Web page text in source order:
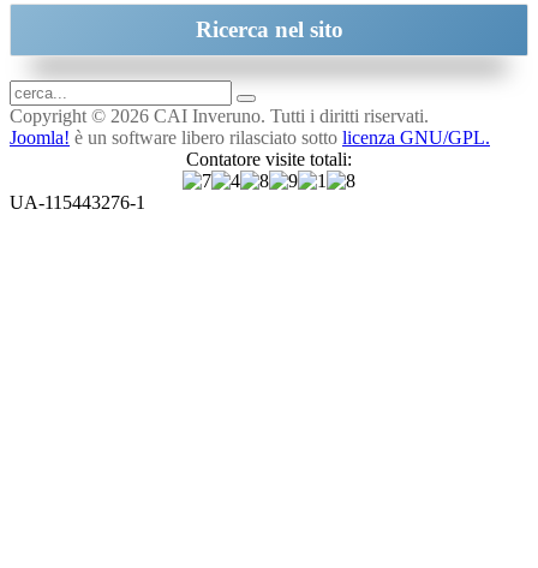
Ricerca nel sito
Copyright © 2026 CAI Inveruno. Tutti i diritti riservati.
Joomla! è un software libero rilasciato sotto licenza GNU/GPL.
Contatore visite totali:
UA-115443276-1